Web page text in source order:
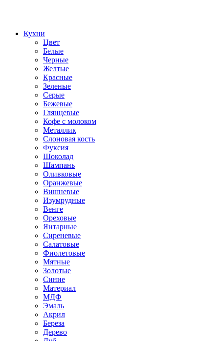
Кухни
Цвет
Белые
Черные
Желтые
Красные
Зеленые
Серые
Бежевые
Глянцевые
Кофе с молоком
Металлик
Слоновая кость
Фуксия
Шоколад
Шампань
Оливковые
Оранжевые
Вишневые
Изумрудные
Венге
Ореховые
Янтарные
Сиреневые
Салатовые
Фиолетовые
Мятные
Золотые
Синие
Материал
МДФ
Эмаль
Акрил
Береза
Дерево